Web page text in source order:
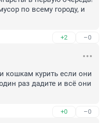
по всему городу, и
+2 –0
кошкам курить если они
раз дадите и всё они
+0 –0